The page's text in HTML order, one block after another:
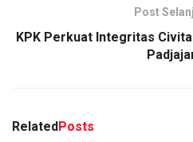
Post
KPK Perkuat Integritas
RelatedPosts